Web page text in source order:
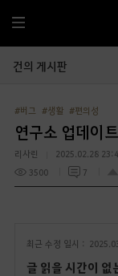
전
체
메
건의 게시판
#버그 #생활 #편의성
연구소 업데이
리사린
2025.02.28
3500
7
최근 수정 일시 :
글 읽을 시간이 없